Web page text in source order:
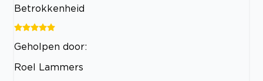
Betrokkenheid
Geholpen door:
Roel Lammers